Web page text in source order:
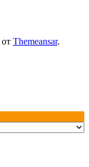
от Themeansar.